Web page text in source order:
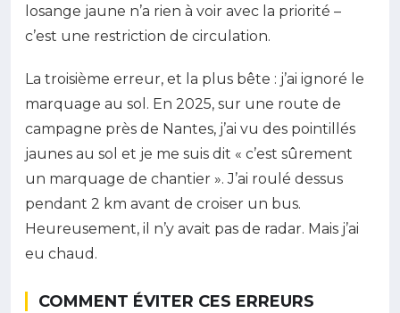
losange jaune n’a rien à voir avec la priorité –
c’est une restriction de circulation.
La troisième erreur, et la plus bête : j’ai ignoré le
marquage au sol. En 2025, sur une route de
campagne près de Nantes, j’ai vu des pointillés
jaunes au sol et je me suis dit « c’est sûrement
un marquage de chantier ». J’ai roulé dessus
pendant 2 km avant de croiser un bus.
Heureusement, il n’y avait pas de radar. Mais j’ai
eu chaud.
COMMENT ÉVITER CES ERREURS